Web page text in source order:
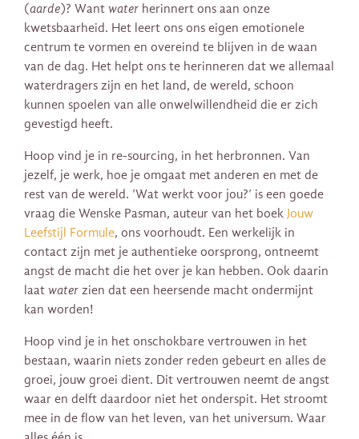
(aarde)? Want water herinnert ons aan onze
kwetsbaarheid. Het leert ons ons eigen emotionele
centrum te vormen en overeind te blijven in de waan
van de dag. Het helpt ons te herinneren dat we allemaal
waterdragers zijn en het land, de wereld, schoon
kunnen spoelen van alle onwelwillendheid die er zich
gevestigd heeft.
Hoop vind je in re-sourcing, in het herbronnen. Van
jezelf, je werk, hoe je omgaat met anderen en met de
rest van de wereld. ’Wat werkt voor jou?’ is een goede
vraag die Wenske Pasman, auteur van het boek Jouw
Leefstijl Formule, ons voorhoudt. Een werkelijk in
contact zijn met je authentieke oorsprong, ontneemt
angst de macht die het over je kan hebben. Ook daarin
laat water zien dat een heersende macht ondermijnt
kan worden!
Hoop vind je in het onschokbare vertrouwen in het
bestaan, waarin niets zonder reden gebeurt en alles de
groei, jouw groei dient. Dit vertrouwen neemt de angst
waar en delft daardoor niet het onderspit. Het stroomt
mee in de flow van het leven, van het universum. Waar